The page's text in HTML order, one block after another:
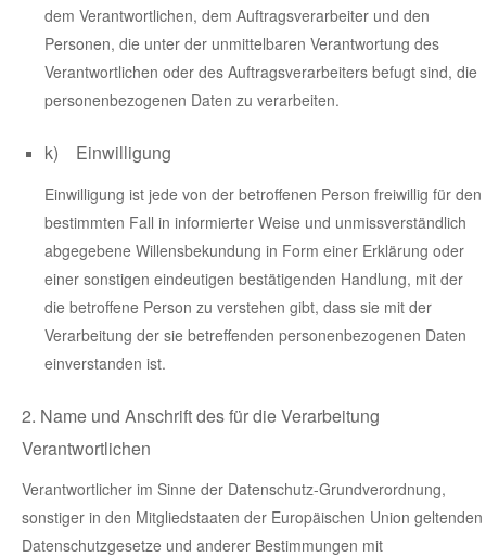
dem Verantwortlichen, dem Auftragsverarbeiter und den
Personen, die unter der unmittelbaren Verantwortung des
Verantwortlichen oder des Auftragsverarbeiters befugt sind, die
personenbezogenen Daten zu verarbeiten.
k) Einwilligung
Einwilligung ist jede von der betroffenen Person freiwillig für den
bestimmten Fall in informierter Weise und unmissverständlich
abgegebene Willensbekundung in Form einer Erklärung oder
einer sonstigen eindeutigen bestätigenden Handlung, mit der
die betroffene Person zu verstehen gibt, dass sie mit der
Verarbeitung der sie betreffenden personenbezogenen Daten
einverstanden ist.
2. Name und Anschrift des für die Verarbeitung
Verantwortlichen
Verantwortlicher im Sinne der Datenschutz-Grundverordnung,
sonstiger in den Mitgliedstaaten der Europäischen Union geltenden
Datenschutzgesetze und anderer Bestimmungen mit